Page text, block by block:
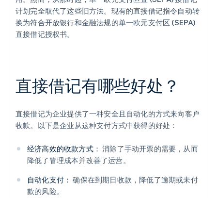
计划完全取代了这些旧方法。现有的直接借记指令自动转
换为符合开放银行和金融法规的单一欧元支付区 (SEPA)
直接借记授权书。
直接借记有哪些好处？
直接借记为企业提供了一种安全且自动化的方式来向客户
收款。以下是企业从这种支付方式中获得的好处：
经济高效的收款方式： 消除了手动开票的需要，从而
降低了管理成本并改善了运营。
自动化支付： 确保在到期日收款，降低了逾期或未付
款的风险。